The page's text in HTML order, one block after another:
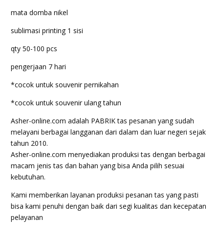
mata domba nikel
sublimasi printing 1 sisi
qty 50-100 pcs
pengerjaan 7 hari
*cocok untuk souvenir pernikahan
*cocok untuk souvenir ulang tahun
Asher-online.com adalah PABRIK tas pesanan yang sudah
melayani berbagai langganan dari dalam dan luar negeri sejak
tahun 2010.
Asher-online.com menyediakan produksi tas dengan berbagai
macam jenis tas dan bahan yang bisa Anda pilih sesuai
kebutuhan.
Kami memberikan layanan produksi pesanan tas yang pasti
bisa kami penuhi dengan baik dari segi kualitas dan kecepatan
pelayanan